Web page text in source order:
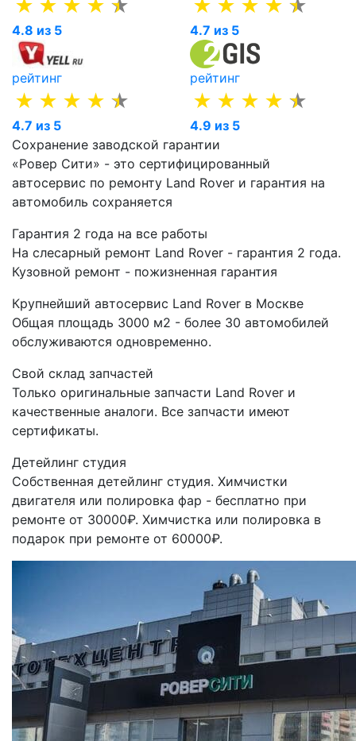
4.8 из 5 4.7 из 5
рейтинг
4.7 из 5
рейтинг
4.9 из 5
Сохранение заводской гарантии
«Ровер Сити» - это сертифицированный
автосервис по ремонту Land Rover и гарантия на
автомобиль сохраняется
Гарантия 2 года на все работы
На слесарный ремонт Land Rover - гарантия 2 года.
Кузовной ремонт - пожизненная гарантия
Крупнейший автосервис Land Rover в Москве
Общая площадь 3000 м2 - более 30 автомобилей
обслуживаются одновременно.
Свой склад запчастей
Только оригинальные запчасти Land Rover и
качественные аналоги. Все запчасти имеют
сертификаты.
Детейлинг студия
Собственная детейлинг студия. Химчистки
двигателя или полировка фар - бесплатно при
ремонте от 30000₽. Химчистка или полировка в
подарок при ремонте от 60000₽.